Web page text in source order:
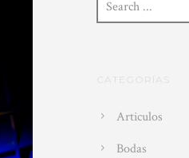
Articulos
Bodas